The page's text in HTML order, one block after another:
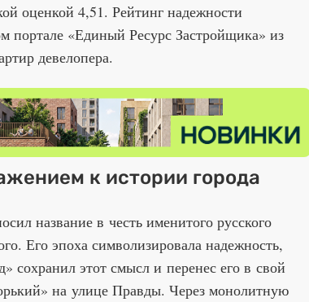
оценкой 4,51. Рейтинг надежности
портале «Единый Ресурс Застройщика» из
девелопера.
к истории города
название в честь именитого русского
Его эпоха символизировала надежность,
сохранил этот смысл и перенес его в свой
на улице Правды. Через монолитную